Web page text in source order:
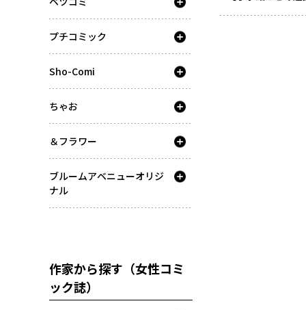
プチコミック
Sho-Comi
ちゃお
＆フラワー
ブルームアベニューオリジ
ナル
作家から探す（女性コミ
ック誌）